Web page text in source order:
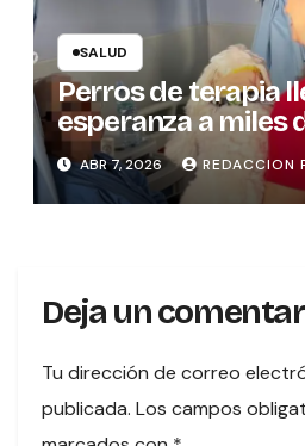
SALUD
Perros de terapia
esperanza a miles
en hospitales del
ABR 7, 2026 REDACCION
Deja un
Tu dirección de correo
publicada. Los campos